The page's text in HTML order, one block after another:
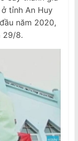
tỉnh An Huy
năm 2020,
29/8.